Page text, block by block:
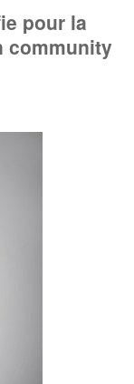
pour la
community